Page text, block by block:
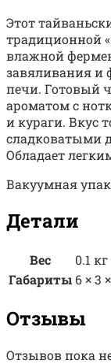
Этот
традиционной
влажной
завяливания и
печи. Готовый
ароматом с
и кураги. Вкус
сладковатыми
Обладает
Вакуумная
Детали
Вес
0.1 кг
Габариты 6 × 3
Отзывы
Отзывов пока